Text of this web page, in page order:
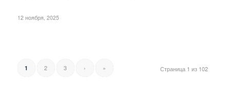
12 ноября, 2025
Страница 1 из 102
1 2 3 › »